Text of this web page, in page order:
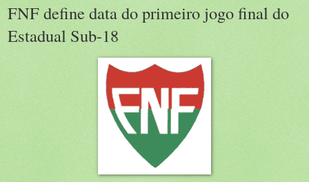
FNF define data do primeiro jogo final do
Estadual Sub-18